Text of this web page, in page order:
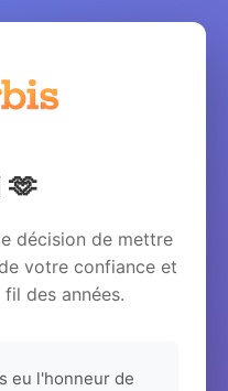
🫶
décision de mettre
votre confiance et
des années.
eu l'honneur de